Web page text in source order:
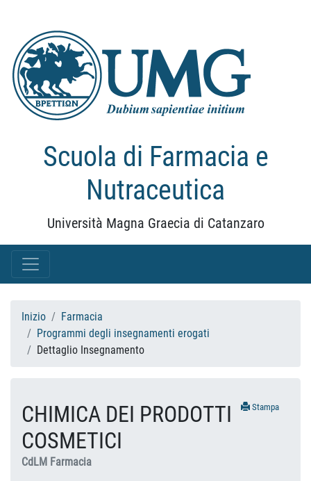
Scuola di Farmacia e
Nutraceutica
Università Magna Graecia di Catanzaro
Inizio
Farmacia
Programmi degli insegnamenti erogati
Dettaglio Insegnamento
Stampa
CHIMICA DEI PRODOTTI
COSMETICI
CdLM Farmacia